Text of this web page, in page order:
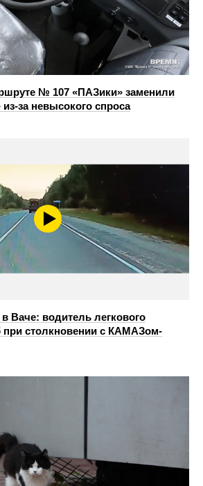
№ 107 «ПАЗики» заменили
невысокого спроса
Ваче: водитель легкового
при столкновении с КАМАЗом-